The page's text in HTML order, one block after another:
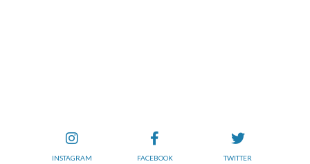
INSTAGRAM FACEBOOK TWITTER